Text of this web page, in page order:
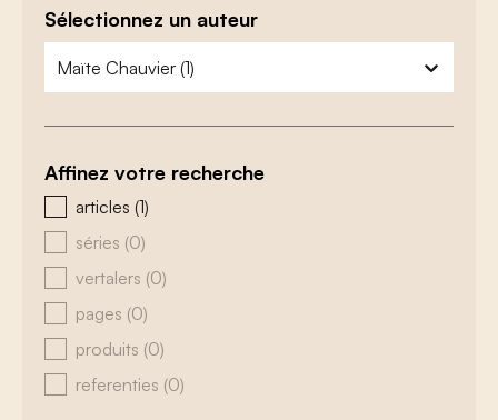
Sélectionnez un auteur
zoeken - auteurs
sélectionnez le contenu
Affinez votre recherche
zoeken - type
articles (1)
séries (0)
vertalers (0)
pages (0)
produits (0)
referenties (0)